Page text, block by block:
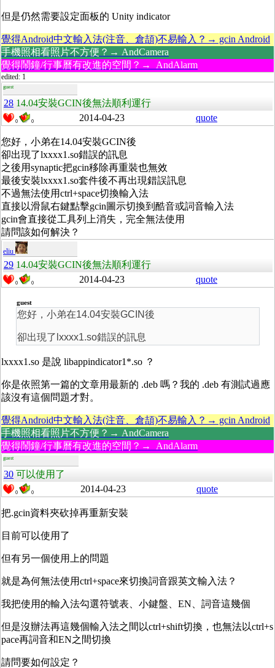
但是仍然需要設定面板的 Unity indicator
覺得Android中文輸入法(注音、倉頡)不易輸入？→ gcin Android
手機照相看照片不方便？→ AndCamera
覺得鬧鐘/行事曆有改進的空間？→ AndAlarm
edited: 1
guest
28 14.04安裝GCIN後無法順利運行
0 0 2014-04-23 quote
您好，小弟在14.04安裝GCIN後
卻出現了lxxxx1.so錯誤的訊息
之後用synaptic把gcin移除再重裝也無效
最後安裝lxxxx1.so套件後不再出現錯誤訊息
不過無法使用ctrl+space切換輸入法
直接以滑鼠右鍵點擊gcin圖示切換到酷音或詞音輸入法
gcin會直接從工具列上消失，完全無法使用
請問該如何解決？
eliu
29 14.04安裝GCIN後無法順利運行
0 0 2014-04-23 quote
guest
您好，小弟在14.04安裝GCIN後
卻出現了lxxxx1.so錯誤的訊息
lxxxx1.so 是說 libappindicator1*.so ？
你是依照第一篇的文章用最新的 .deb 嗎？我的 .deb 有測試過應
該沒有這個問題才對。
覺得Android中文輸入法(注音、倉頡)不易輸入？→ gcin Android
手機照相看照片不方便？→ AndCamera
覺得鬧鐘/行事曆有改進的空間？→ AndAlarm
guest
30 可以使用了
0 0 2014-04-23 quote
把.gcin資料夾砍掉再重新安裝
目前可以使用了
但有另一個使用上的問題
就是為何無法使用ctrl+space來切換詞音跟英文輸入法？
我把使用的輸入法勾選符號表、小鍵盤、EN、詞音這幾個
但是沒辦法再這幾個輸入法之間以ctrl+shift切換，也無法以ctrl+s
pace再詞音和EN之間切換
請問要如何設定？